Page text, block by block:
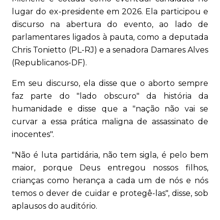
lugar do ex-presidente em 2026. Ela participou e
discurso na abertura do evento, ao lado de
parlamentares ligados à pauta, como a deputada
Chris Tonietto (PL-RJ) e a senadora Damares Alves
(Republicanos-DF).
Em seu discurso, ela disse que o aborto sempre
faz parte do "lado obscuro" da história da
humanidade e disse que a "nação não vai se
curvar a essa prática maligna de assassinato de
inocentes".
"Não é luta partidária, não tem sigla, é pelo bem
maior, porque Deus entregou nossos filhos,
crianças como herança a cada um de nós e nós
temos o dever de cuidar e protegê-las", disse, sob
aplausos do auditório.